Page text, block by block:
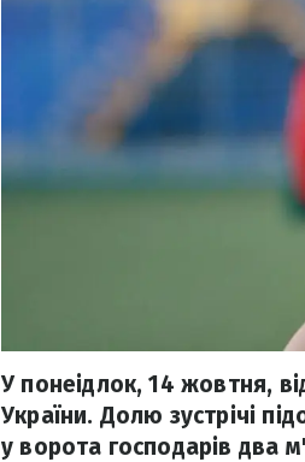
У понеідлок, 14 жовтня,
України. Долю зустрічі
у ворота господарів два